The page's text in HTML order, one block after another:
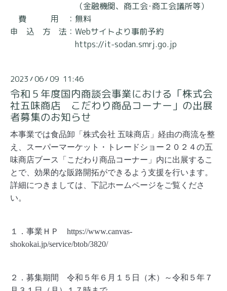
（金融機関、商工会･商工会議所等）
費 用 ：無料
申 込 方 法：Webサイトより事前予約
https://it-sodan.smrj.go.jp
2023 /06/09 11:46
令和５年度国内商談会事業における「株式会
社五味商店 こだわり商品コーナー」の出展
者募集のお知らせ
本事業では食品卸「株式会社 五味商店」経由の商流を整
え、スーパーマーケット・トレードショー２０２４の五
味商店ブース「こだわり商品コーナー」内に出展するこ
とで、効果的な販路開拓ができるよう支援を行います。
詳細につきましては、下記ホームページをご覧くださ
い。
１．事業ＨＰ https://www.canvas-
shokokai.jp/service/btob/3820/
２．募集期間 令和５年６月１５日（木）～令和５年７